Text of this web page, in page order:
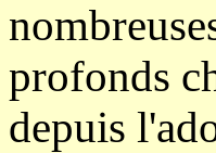
profonds
depuis